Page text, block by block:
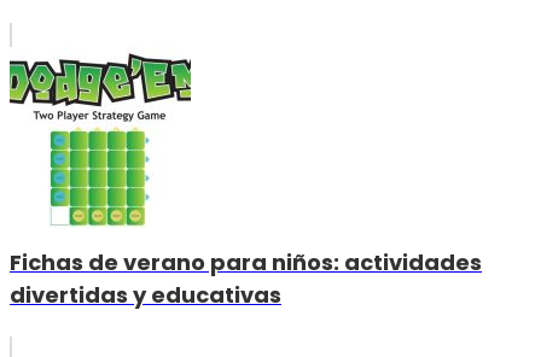
Fichas de verano para niños: actividades
divertidas y educativas